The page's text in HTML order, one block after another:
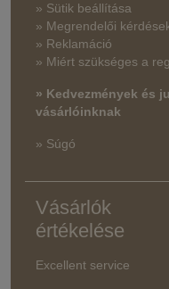
» Sütik beállítása
» Megrendelői
» Reklamáció
» Miért szükséges a
» Kedvezmények és
vásárlóinknak
» Súgó
Vásárlók
értékelése
Excellent service